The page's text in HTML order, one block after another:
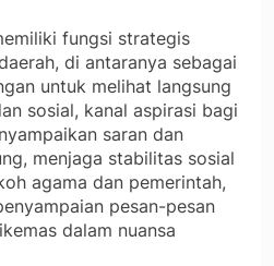
fungsi strategis
di antaranya sebagai
untuk melihat langsung
sosial, kanal aspirasi bagi
saran dan
menjaga stabilitas sosial
agama dan pemerintah,
pesan-pesan
dalam nuansa